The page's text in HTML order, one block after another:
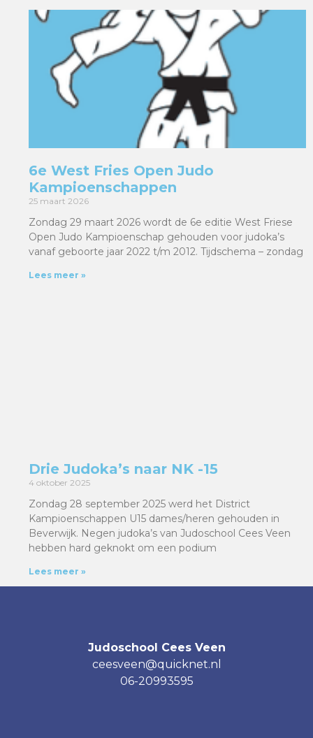
6e West Fries Open Judo
Kampioenschappen
25 maart 2026
Zondag 29 maart 2026 wordt de 6e editie West Friese
Open Judo Kampioenschap gehouden voor judoka’s
vanaf geboorte jaar 2022 t/m 2012. Tijdschema – zondag
Lees meer »
Drie Judoka’s naar NK -15
4 oktober 2025
Zondag 28 september 2025 werd het District
Kampioenschappen U15 dames/heren gehouden in
Beverwijk. Negen judoka’s van Judoschool Cees Veen
hebben hard geknokt om een podium
Lees meer »
Judoschool Cees Veen
ceesveen@quicknet.nl
06-20993595